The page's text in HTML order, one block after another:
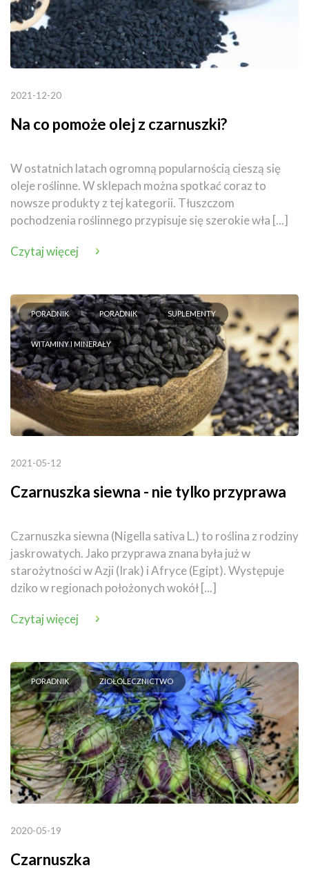
2021-12-20
Na co pomoże olej z czarnuszki?
W ostatnich latach ogromną popularnością cieszą się
oleje roślinne. W sklepach można spotkać coraz to
nowsze produkty z tej kategorii. Tłuszczom
pochodzenia roślinnego przypisuje się szerokie wła [...]
Czytaj więcej
PORADNIK PORADNIK SUPLEMENTY
WITAMINY I MINERAŁY
2021-05-12
Czarnuszka siewna - nie tylko przyprawa
Czarnuszka siewna (Nigella sativa L.) to roślina z rodziny
jaskrowatych. Jako przyprawa znana była już w
starożytności w Azji (Irak) i Afryce (Egipt). Występuje
dziko w regionach położonych wokół [...]
Czytaj więcej
PORADNIK ZIOŁOLECZNICTWO
2020-05-19
Czarnuszka